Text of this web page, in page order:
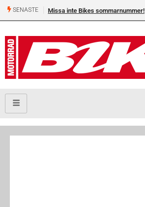
SENASTE Missa inte Bikes sommarnummer!